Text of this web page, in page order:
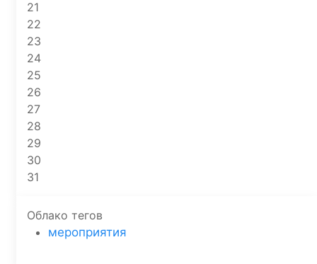
21
22
23
24
25
26
27
28
29
30
31
Облако тегов
мероприятия